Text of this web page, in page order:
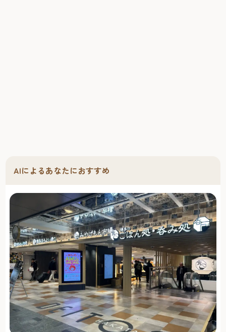
AIによるあなたにおすすめ